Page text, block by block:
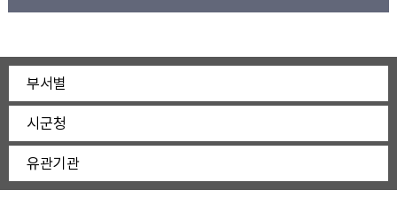
부서별
시군청
유관기관